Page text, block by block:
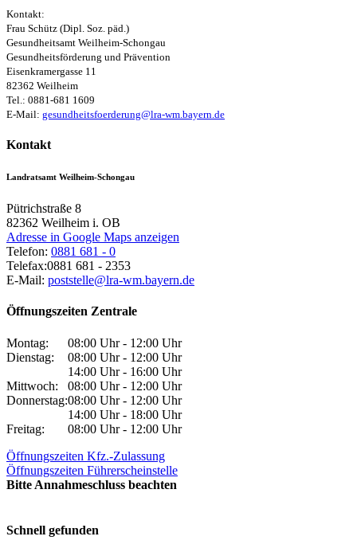
Kontakt:
Frau Schütz (Dipl. Soz. päd.)
Gesundheitsamt Weilheim-Schongau
Gesundheitsförderung und Prävention
Eisenkramergasse 11
82362 Weilheim
Tel.: 0881-681 1609
E-Mail: gesundheitsfoerderung@lra-wm.bayern.de
Kontakt
Landratsamt Weilheim-Schongau
Pütrichstraße 8
82362 Weilheim i. OB
Adresse in Google Maps anzeigen
Telefon: 0881 681 - 0
Telefax:0881 681 - 2353
E-Mail: poststelle@lra-wm.bayern.de
Öffnungszeiten Zentrale
Montag:
08:00 Uhr - 12:00 Uhr
Dienstag:
08:00 Uhr - 12:00 Uhr
14:00 Uhr - 16:00 Uhr
Mittwoch:
08:00 Uhr - 12:00 Uhr
Donnerstag:08:00 Uhr - 12:00 Uhr
14:00 Uhr - 18:00 Uhr
Freitag:
08:00 Uhr - 12:00 Uhr
Öffnungszeiten Kfz.-Zulassung
Öffnungszeiten Führerscheinstelle
Bitte Annahmeschluss beachten
Schnell gefunden